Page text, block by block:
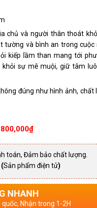
chủ và người thân thoát
tường và bình an trong cuộc
kiếp lầm than mang tới
sự mê muội, giữ tâm
đúng như hình ảnh, chất
Giá
gốc
là:
850,000₫.
800,000₫Giá
hiện
tại
là:
toán, Đảm bảo chất lượng.
(Sản phẩm điện tử)
NHANH
Nhận trong 1-2H